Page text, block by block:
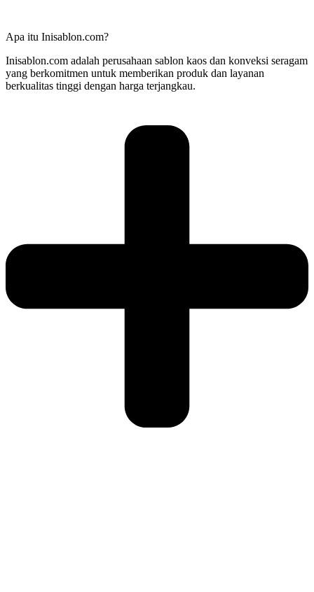
Apa itu Inisablon.com?
Inisablon.com adalah perusahaan sablon kaos dan konveksi seragam
yang berkomitmen untuk memberikan produk dan layanan
berkualitas tinggi dengan harga terjangkau.